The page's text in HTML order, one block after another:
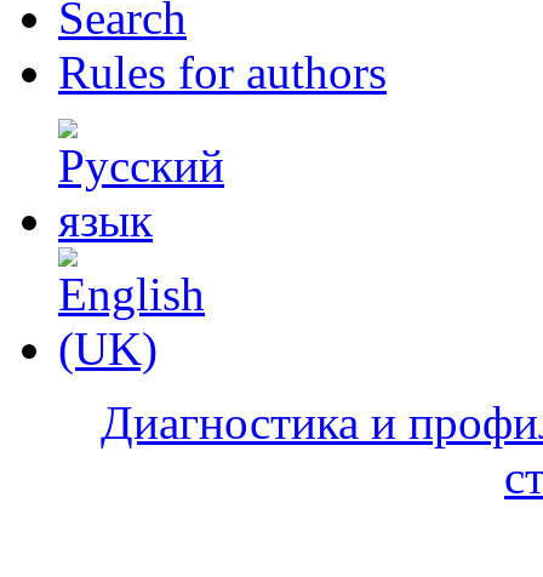
Search
Rules for authors
Диагностика и